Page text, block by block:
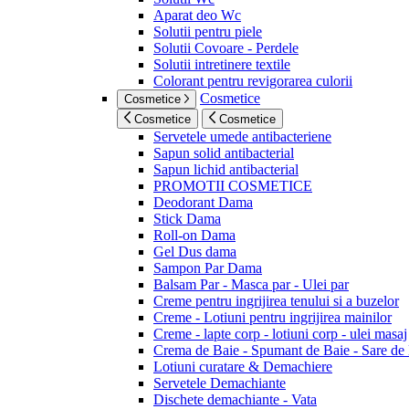
Aparat deo Wc
Solutii pentru piele
Solutii Covoare - Perdele
Solutii intretinere textile
Colorant pentru revigorarea culorii
Cosmetice Cosmetice
Cosmetice Cosmetice
Servetele umede antibacteriene
Sapun solid antibacterial
Sapun lichid antibacterial
PROMOTII COSMETICE
Deodorant Dama
Stick Dama
Roll-on Dama
Gel Dus dama
Sampon Par Dama
Balsam Par - Masca par - Ulei par
Creme pentru ingrijirea tenului si a buzelor
Creme - Lotiuni pentru ingrijirea mainilor
Creme - lapte corp - lotiuni corp - ulei masaj
Crema de Baie - Spumant de Baie - Sare de
Lotiuni curatare & Demachiere
Servetele Demachiante
Dischete demachiante - Vata